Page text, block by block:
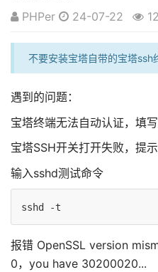
PHPer
24-07-22
不要安装宝塔自带的宝塔ssh
遇到的问题：
宝塔终端无法自动认证，填
宝塔SSH开关打开失败，提
输入sshd测试命令
sshd -t
报错 OpenSSL version
0，you have 30200020...